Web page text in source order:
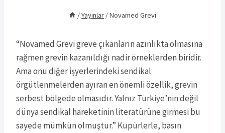
/Yayınlar /Novamed Grevi
“Novamed Grevi greve çıkanların azınlıkta olmasına
rağmen grevin kazanıldığı nadir örneklerden biridir.
Ama onu diğer işyerlerindeki sendikal
örgütlenmelerden ayıran en önemli özellik, grevin
serbest bölgede olmasıdır. Yalnız Türkiye’nin değil
dünya sendikal hareketinin literatürüne girmesi bu
sayede mümkün olmuştur.” Kupürlerle, basın